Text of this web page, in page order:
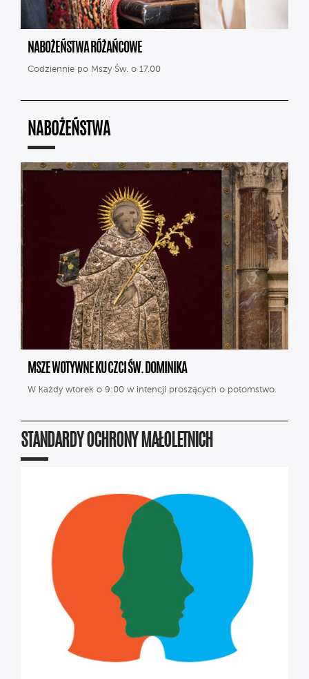
NABOŻEŃSTWA RÓŻAŃCOWE
Codziennie po Mszy Św. o 17.00
NABOŻEŃSTWA
MSZE WOTYWNE KU CZCI ŚW. DOMINIKA
W każdy wtorek o 9:00 w intencji proszących o potomstwo.
STANDARDY OCHRONY MAŁOLETNICH